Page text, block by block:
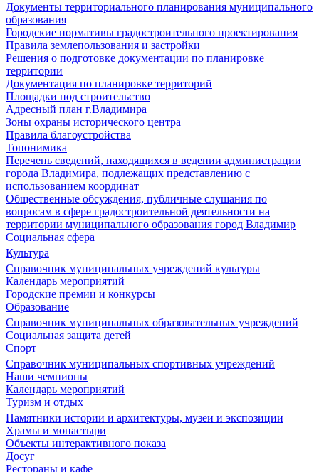
Документы территориального планирования муниципального
образования
Городские нормативы градостроительного проектирования
Правила землепользования и застройки
Решения о подготовке документации по планировке
территории
Документация по планировке территорий
Площадки под строительство
Адресный план г.Владимира
Зоны охраны исторического центра
Правила благоустройства
Топонимика
Перечень сведений, находящихся в ведении администрации
города Владимира, подлежащих представлению с
использованием координат
Общественные обсуждения, публичные слушания по
вопросам в сфере градостроительной деятельности на
территории муниципального образования город Владимир
Социальная сфера
Культура
Справочник муниципальных учреждений культуры
Календарь мероприятий
Городские премии и конкурсы
Образование
Справочник муниципальных образовательных учреждений
Социальная защита детей
Спорт
Справочник муниципальных спортивных учреждений
Наши чемпионы
Календарь мероприятий
Туризм и отдых
Памятники истории и архитектуры, музеи и экспозиции
Храмы и монастыри
Объекты интерактивного показа
Досуг
Рестораны и кафе